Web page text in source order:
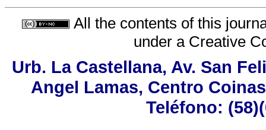
All the contents of this
under a Creative
Urb. La Castellana, Av. San
Angel Lamas, Centro
Teléfono: